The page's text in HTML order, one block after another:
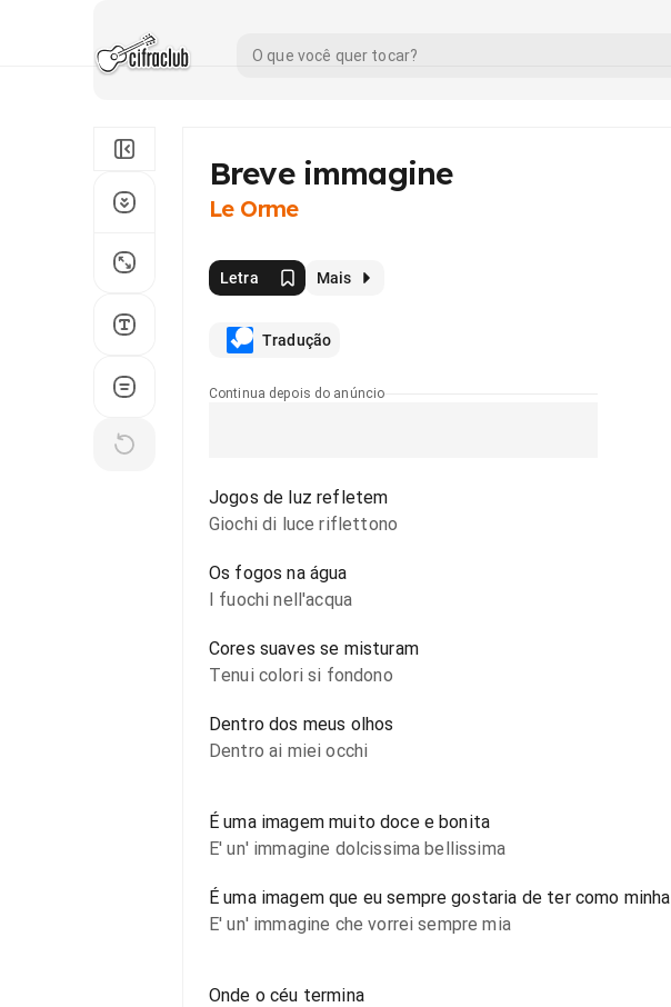
Breve immagine
Le Orme
Letra Mais
Tradução
Continua depois do anúncio
Jogos de luz refletem
Giochi di luce riflettono
Os fogos na água
I fuochi nell'acqua
Cores suaves se misturam
Tenui colori si fondono
Dentro dos meus olhos
Dentro ai miei occhi
É uma imagem muito doce e bonita
E' un' immagine dolcissima bellissima
É uma imagem que eu sempre gostaria de ter como minha
E' un' immagine che vorrei sempre mia
Onde o céu termina